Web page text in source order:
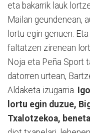
eta bakarrik lauk
Mailan geundenean,
lortu egin genuen.
faltatzen zirenean
Noja eta Peña Sport
datorren urtean,
Aldaketa izugarria.
lortu egin duzue,
Txalotzekoa,